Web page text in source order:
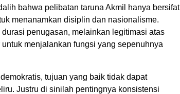
bahwa pelibatan taruna Akmil hanya bersifat
menanamkan disiplin dan nasionalisme.
penugasan, melainkan legitimasi atas
menjalankan fungsi yang sepenuhnya
tujuan yang baik tidak dapat
Justru di sinilah pentingnya konsistensi